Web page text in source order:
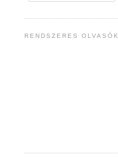
RENDSZERES OLVASÓK